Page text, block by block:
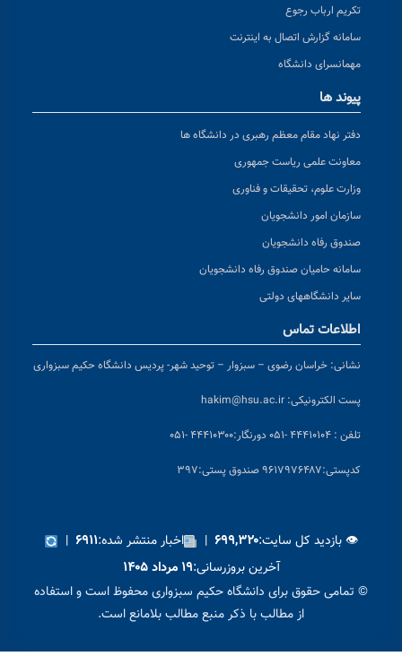
تکریم ارباب رجوع
سامانه گزارش اتصال به اینترنت
مهمانسرای دانشگاه
پیوند ها
دفتر نهاد مقام معظم رهبری در دانشگاه ها
معاونت علمی ریاست جمهوری
وزارت علوم، تحقیقات و فناوری
سازمان امور دانشجویان
صندوق رفاه دانشجویان
سامانه حامیان صندوق رفاه دانشجویان
سایر دانشگاههای دولتی
اطلاعات تماس
نشانی: خراسان رضوی – سبزوار – توحید شهر- پردیس دانشگاه حکیم سبزواری
پست الکترونیکی: hakim@hsu.ac.ir
تلفن : ۴۴۴۱۰۱۰۴ -۰۵۱ دورنگار:۴۴۴۱۰۳۰۰ -۰۵۱
کدپستی:۹۶۱۷۹۷۶۴۸۷ صندوق پستی:۳۹۷
👁 بازدید کل سایت:۶۹۹,۳۲۰ | اخبار منتشر شده:۶۹۱۱ |
آخرین بروزرسانی:۱۹ مرداد ۱۴۰۵
© تمامی حقوق برای دانشگاه حکیم سبزواری محفوظ است و استفاده
از مطالب با ذکر منبع مطالب بلامانع است.